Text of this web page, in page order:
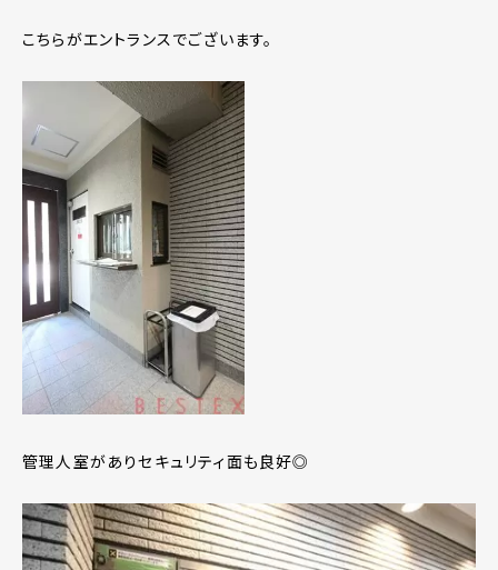
こちらがエントランスでございます。
管理人室がありセキュリティ面も良好◎